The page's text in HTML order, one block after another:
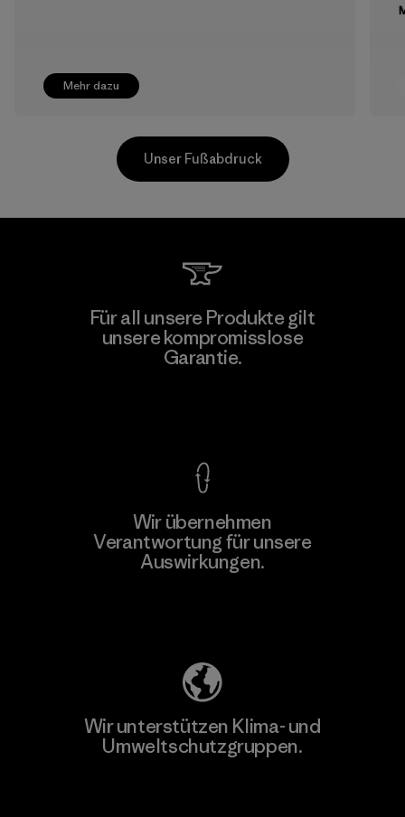
Mehr dazu
Supertex El Salvador
Unser Fußabdruck
Für all unsere Produkte gilt
unsere kompromisslose
Garantie.
Wir übernehmen
Verantwortung für unsere
Auswirkungen.
Wir unterstützen Klima- und
Umweltschutzgruppen.